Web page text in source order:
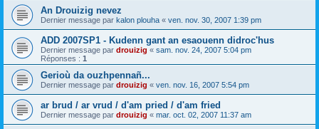
An Drouizig nevez
Dernier message par kalon plouha « ven. nov. 30, 2007 1:39 pm
ADD 2007SP1 - Kudenn gant an esaouenn didroc'hus
Dernier message par drouizig « sam. nov. 24, 2007 5:04 pm
Réponses : 1
Gerioù da ouzhpennañ...
Dernier message par drouizig « ven. nov. 16, 2007 5:54 pm
ar brud / ar vrud / d'am pried / d'am fried
Dernier message par drouizig « mar. oct. 02, 2007 11:37 am